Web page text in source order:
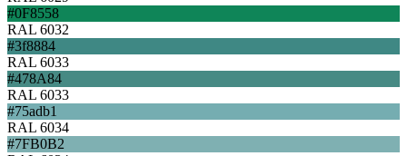
#0F8558
RAL 6032
#3f8884
RAL 6033
#478A84
RAL 6033
#75adb1
RAL 6034
#7FB0B2